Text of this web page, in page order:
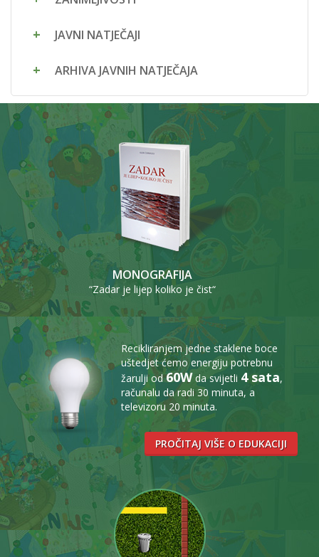
JAVNI NATJEČAJI
ARHIVA JAVNIH NATJEČAJA
MONOGRAFIJA
“Zadar je lijep koliko je čist“
Recikliranjem jedne staklene boce
uštedjet ćemo energiju potrebnu
žarulji od60Wda svijetli 4 sata,
računalu da radi 30 minuta, a
televizoru 20 minuta.
PROČITAJ VIŠE O EDUKACIJI